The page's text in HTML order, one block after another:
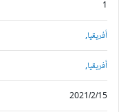
أفريقيا,
أفريقيا,
2021/2/15